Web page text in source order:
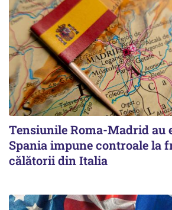
Tensiunile Roma-Madrid au
Spania impune controale la
călătorii din Italia